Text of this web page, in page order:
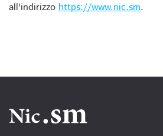
all'indirizzo https://www.nic.sm.